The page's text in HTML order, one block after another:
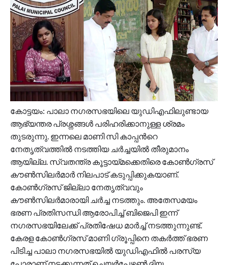
കോട്ടയം: പാലാ നഗരസഭയിലെ യുഡിഎഫിലുണ്ടായ
ആഭ്യന്തര പ്രശ്നങ്ങൾ പരിഹരിക്കാനുള്ള ശ്രമം
തുടരുന്നു. ഇന്നലെ മാണി സി കാപ്പന്‍റെ
നേതൃത്വത്തിൽ നടത്തിയ ച‍ർച്ചയിൽ തീരുമാനം
ആയില്ല. സ്വതന്ത്ര കൂട്ടായ്മക്കെതിരെ കോൺഗ്രസ്
കൗൺസിലർമാർ നിലപാട് കടുപ്പിക്കുകയാണ്.
കോൺഗ്രസ് ജില്ലാ നേതൃത്വവും
കൗൺസിലർമാരായി ചർച്ച നടത്തും. അതേസമയം
ഭരണ പ്രതിസന്ധി ആരോപിച്ച് ബിജെപി ഇന്ന്
നഗരസഭയിലേക്ക് പ്രതിഷേധ മാർച്ച് നടത്തുന്നുണ്ട്.
കേരള കോണ്‍ഗ്രസ് മാണി ഗ്രൂപ്പിനെ തകര്‍ത്ത് ഭരണ
പിടിച്ച പാലാ നഗരസഭയിൽ യുഡിഎഫിൽ പരസ്യ
പോരാണ് നടക്കുന്നത്.ചെയർപേഴ്സൺ ദിയ